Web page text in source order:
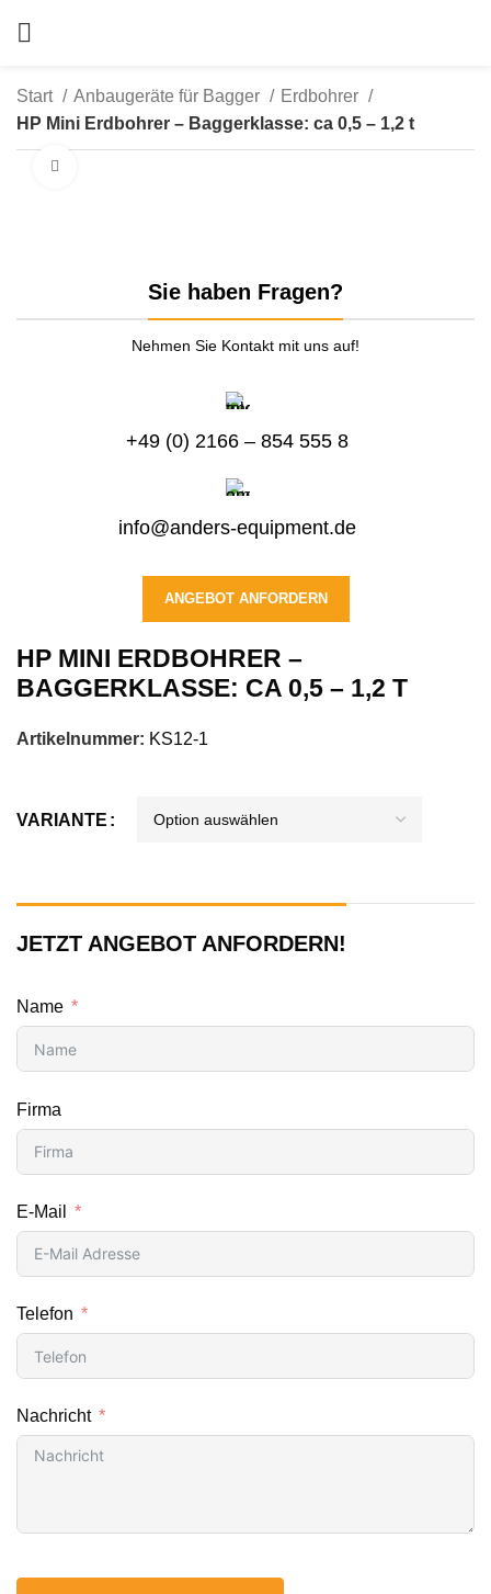
Start Anbaugeräte für Bagger
Erdbohrer
HP Mini Erdbohrer – Baggerklasse: ca 0,5 – 1,2 t
Sie haben Fragen?
Nehmen Sie Kontakt mit uns auf!
+49 (0) 2166 – 854 555 8
info@anders-equipment.de
ANGEBOT ANFORDERN
HP MINI ERDBOHRER –
BAGGERKLASSE: CA 0,5 – 1,2 T
Artikelnummer: KS12-1
VARIANTE
JETZT ANGEBOT ANFORDERN!
Name
Firma
E-Mail
Telefon
Nachricht